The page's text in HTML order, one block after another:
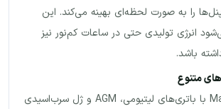
را به صورت لحظه‌ای بهینه می‌کند. این
انرژی تولیدی حتی در ساعات کم‌نور نیز
باشد.
متنوع
سانورتر MarsRiva با باتری‌های لیتیومی، AGM و ژل سرب‌اسیدی